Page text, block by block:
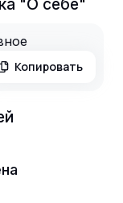
"О себе"
Копировать